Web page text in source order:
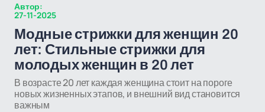
Автор:
27-11-2025
Модные стрижки для женщин 20
лет: Стильные стрижки для
молодых женщин в 20 лет
В возрасте 20 лет каждая женщина стоит на пороге
новых жизненных этапов, и внешний вид становится
важным